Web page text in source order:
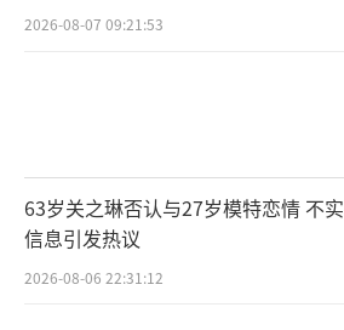
2026-08-07 09:21:53
63岁关之琳否认与27岁模特恋情 不实
信息引发热议
2026-08-06 22:31:12